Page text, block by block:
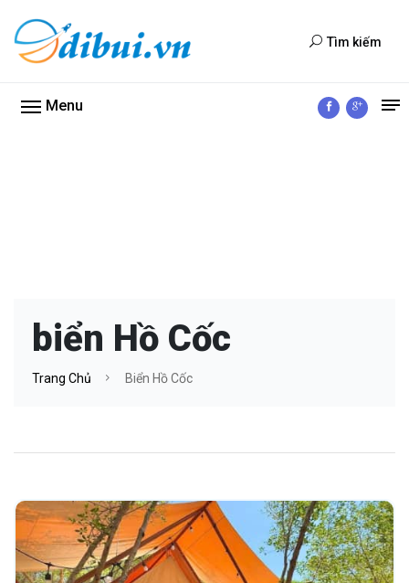
Tìm kiếm
Menu
biển Hồ Cốc
Trang Chủ Biển Hồ Cốc